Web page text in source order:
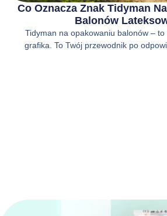
Co Oznacza Znak Tidyman
Balonów
Tidyman na opakowaniu balonów –
grafika. To Twój przewodnik po